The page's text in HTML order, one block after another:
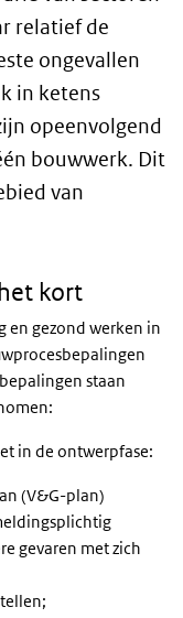
relatief de
ongevallen
in ketens
opeenvolgend
bouwwerk. Dit
van
kort
en gezond werken in
staan
in de ontwerpfase:
(V&G-plan)
gevaren met zich